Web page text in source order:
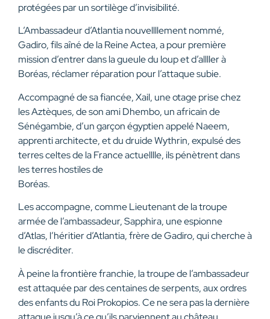
protégées par un sortilège d’invisibilité.
L’Ambassadeur d’Atlantia nouvellllement nommé,
Gadiro, fils aîné de la Reine Actea, a pour première
mission d’entrer dans la gueule du loup et d’allller à
Boréas, réclamer réparation pour l’attaque subie.
Accompagné de sa fiancée, Xail, une otage prise chez
les Aztèques, de son ami Dhembo, un africain de
Sénégambie, d’un garçon égyptien appelé Naeem,
apprenti architecte, et du druide Wythrin, expulsé des
terres celtes de la France actuelllle, ils pénètrent dans
les terres hostiles de
Boréas.
Les accompagne, comme Lieutenant de la troupe
armée de l’ambassadeur, Sapphira, une espionne
d’Atlas, l’héritier d’Atlantia, frère de Gadiro, qui cherche à
le discréditer.
À peine la frontière franchie, la troupe de l’ambassadeur
est attaquée par des centaines de serpents, aux ordres
des enfants du Roi Prokopios. Ce ne sera pas la dernière